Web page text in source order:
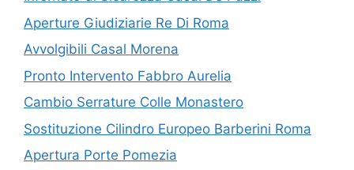
Aperture Giudiziarie Re Di Roma
Avvolgibili Casal Morena
Pronto Intervento Fabbro Aurelia
Cambio Serrature Colle Monastero
Sostituzione Cilindro Europeo Barberini Roma
Apertura Porte Pomezia